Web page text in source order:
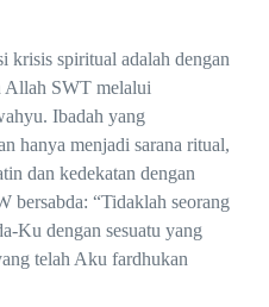
krisis spiritual adalah dengan
Allah SWT melalui
Ibadah yang
hanya menjadi sarana ritual,
dan kedekatan dengan
bersabda: “Tidaklah seorang
Ku dengan sesuatu yang
telah Aku fardhukan